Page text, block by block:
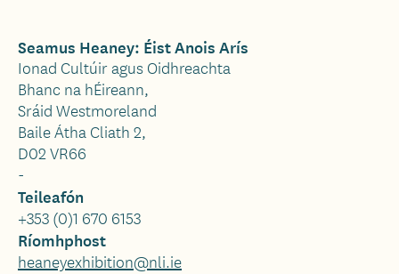
Seamus Heaney: Éist Anois Arís
Ionad Cultúir agus Oidhreachta
Bhanc na hÉireann,
Sráid Westmoreland
Baile Átha Cliath 2,
D02 VR66
-
Teileafón
+353 (0)1 670 6153
Ríomhphost
heaneyexhibition@nli.ie